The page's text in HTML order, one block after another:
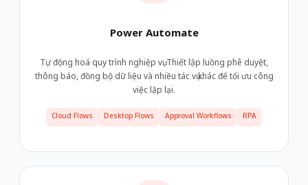
Power Automate
Tự động hoá quy trình nghiệp vụ. Thiết lập luồng phê duyệt,
thông báo, đồng bộ dữ liệu và nhiều tác vụ khác để tối ưu công
việc lặp lại.
Cloud Flows Desktop Flows Approval Workflows RPA